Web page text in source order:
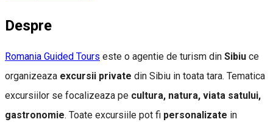
Despre
Romania Guided Tours este o agentie de turism din Sibiu ce
organizeaza excursii private din Sibiu in toata tara. Tematica
excursiilor se focalizeaza pe cultura, natura, viata satului,
gastronomie. Toate excursiile pot fi personalizate in